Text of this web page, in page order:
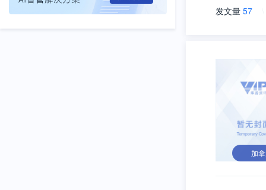
发文量 57
加